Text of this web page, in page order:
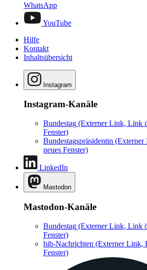
WhatsApp
YouTube
Hilfe
Kontakt
Inhaltsübersicht
Instagram
Instagram-Kanäle
Bundestag (Externer Link, Link
Fenster)
Bundestagspräsidentin
neues Fenster)
LinkedIn
Mastodon
Mastodon-Kanäle
Bundestag (Externer Link, Link
Fenster)
hib-Nachrichten (Externer Link,
Fenster)